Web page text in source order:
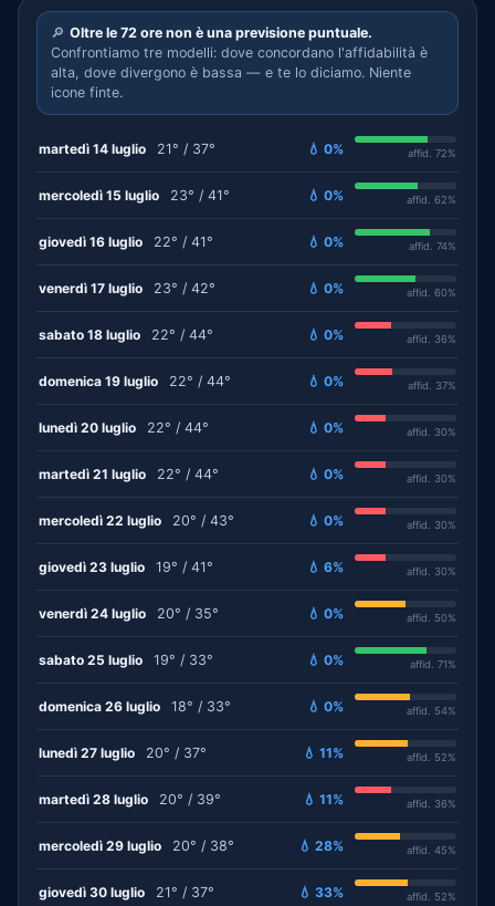
🔎 Oltre le 72 ore non è una previsione puntuale.
Confrontiamo tre modelli: dove concordano l'affidabilità è
alta, dove divergono è bassa — e te lo diciamo. Niente
icone finte.
martedì 14 luglio 21° / 37° 💧 0% affid. 72%
mercoledì 15 luglio 23° / 41° 💧 0% affid. 62%
giovedì 16 luglio 22° / 41° 💧 0% affid. 74%
venerdì 17 luglio 23° / 42° 💧 0% affid. 60%
sabato 18 luglio 22° / 44° 💧 0% affid. 36%
domenica 19 luglio 22° / 44° 💧 0% affid. 37%
lunedì 20 luglio 22° / 44° 💧 0% affid. 30%
martedì 21 luglio 22° / 44° 💧 0% affid. 30%
mercoledì 22 luglio 20° / 43° 💧 0% affid. 30%
giovedì 23 luglio 19° / 41° 💧 6% affid. 30%
venerdì 24 luglio 20° / 35° 💧 0% affid. 50%
sabato 25 luglio 19° / 33° 💧 0% affid. 71%
domenica 26 luglio 18° / 33° 💧 0% affid. 54%
lunedì 27 luglio 20° / 37° 💧 11% affid. 52%
martedì 28 luglio 20° / 39° 💧 11% affid. 36%
mercoledì 29 luglio 20° / 38° 💧 28% affid. 45%
giovedì 30 luglio 21° / 37° 💧 33% affid. 52%